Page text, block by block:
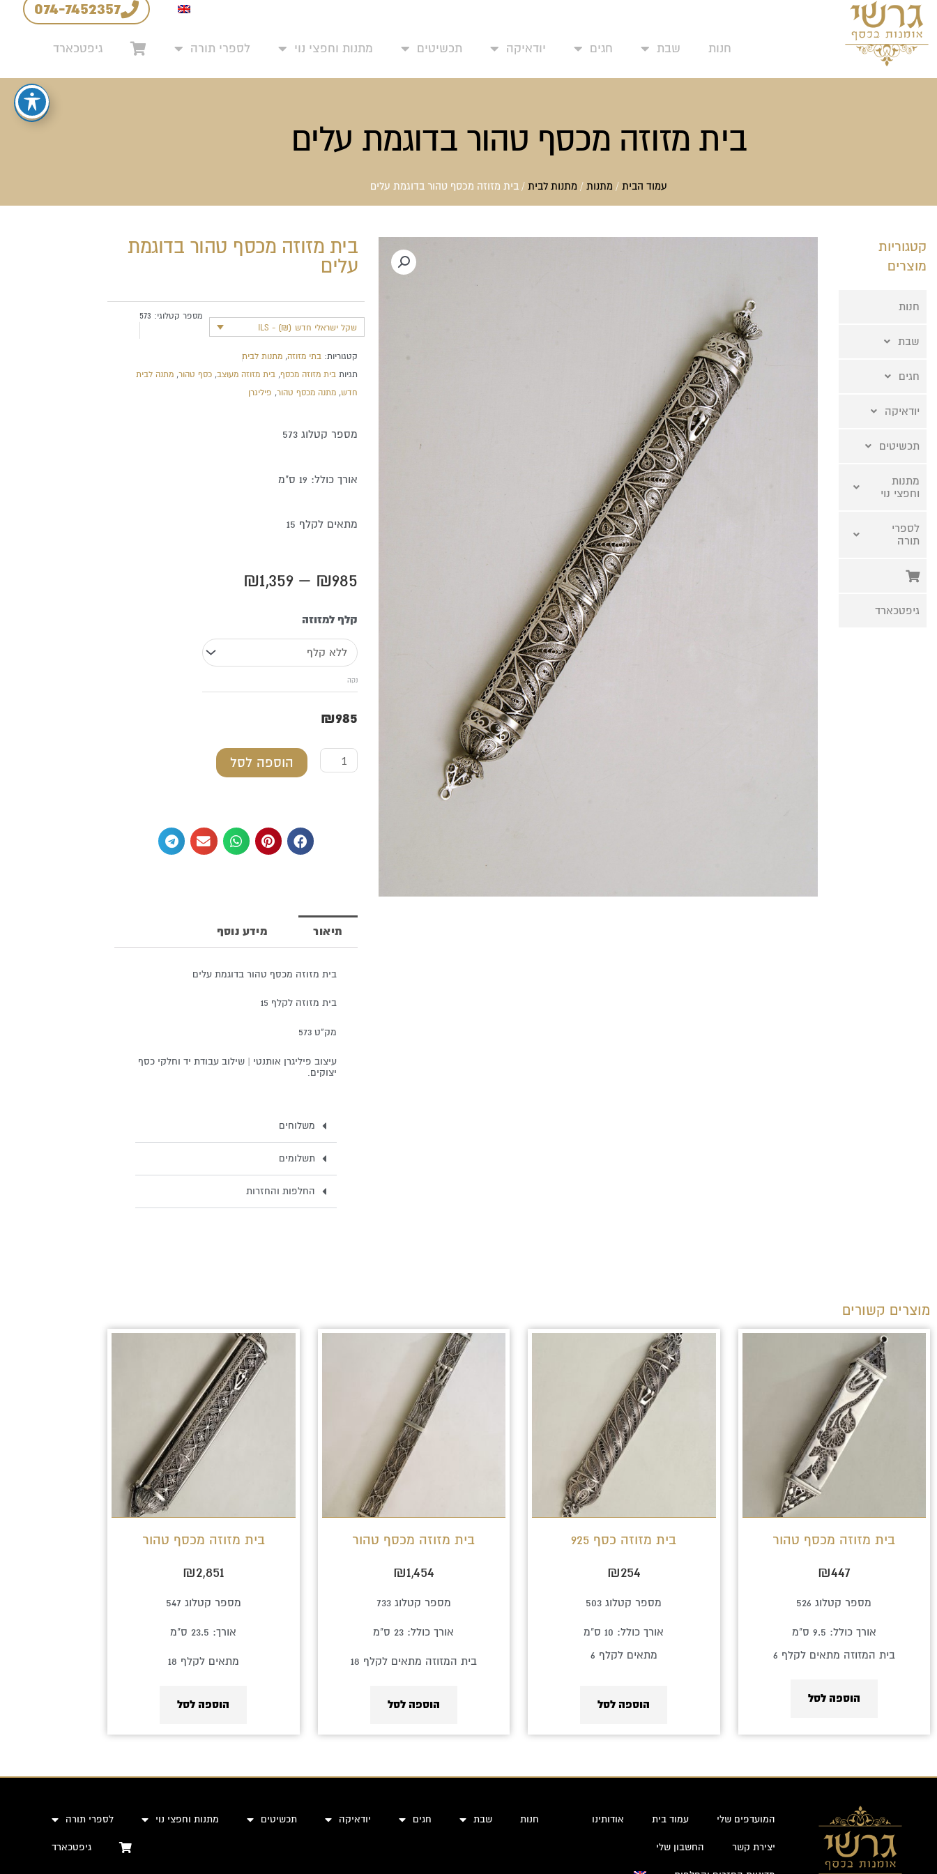
דילוג
לתוכן
074-7452357
חנות שבת חגים יודאיקה תכשיטים מתנות וחפצי נוי לספרי תורה גיפטכארד
בית מזוזה מכסף טהור בדוגמת עלים
עמוד הבית / מתנות / מתנות לבית / בית מזוזה מכסף טהור בדוגמת עלים
קטגוריות
מוצרים
חנות
שבת
חגים
יודאיקה
תכשיטים
מתנות
וחפצי נוי
לספרי
תורה
גיפטכארד
בית מזוזה מכסף טהור בדוגמת
עלים
שקל ישראלי חדש (₪) - ILS
מספר קטלוגי: 573
קטגוריות: בתי מזוזה, מתנות לבית
תגיות בית מזוזה מכסף, בית מזוזה מעוצב, כסף טהור, מתנה לבית
חדש, מתנה מכסף טהור, פיליגרן
מספר קטלוג 573
אורך כולל: 19 ס"מ
מתאים לקלף 15
₪985
–
₪1,359
קלף למזוזה
נקה
₪985
כמות
של
בית
מזוזה
בדוגמת
הוספה לסל
תיאור מידע נוסף
בית מזוזה מכסף טהור בדוגמת עלים
בית מזוזה לקלף 15
מק"ט 573
עיצוב פיליגרן אותנטי | שילוב עבודת יד וחלקי כסף
יצוקים.
משלוחים
תשלומים
החלפות והחזרות
מוצרים קשורים
בית מזוזה מכסף טהור
₪447
מספר קטלוג 526
אורך כולל: 9.5 ס"מ
בית המזוזה מתאים לקלף 6
הוספה לסל
בית מזוזה כסף 925
₪254
מספר קטלוג 503
אורך כולל: 10 ס"מ
מתאים לקלף 6
הוספה לסל
בית מזוזה מכסף טהור
₪1,454
מספר קטלוג 733
אורך כולל: 23 ס"מ
בית המזוזה מתאים לקלף 18
הוספה לסל
בית מזוזה מכסף טהור
₪2,851
מספר קטלוג 547
אורך: 23.5 ס"מ
מתאים לקלף 18
הוספה לסל
המועדפים שלי עמוד בית אודותינו
יצירת קשר החשבון שלי
חנות שבת חגים יודאיקה תכשיטים מתנות וחפצי נוי לספרי תורה
גיפטכארד